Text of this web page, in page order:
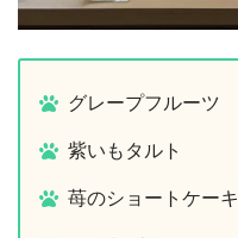
グレープフルーツ
紫いもタルト
苺のショートケーキ